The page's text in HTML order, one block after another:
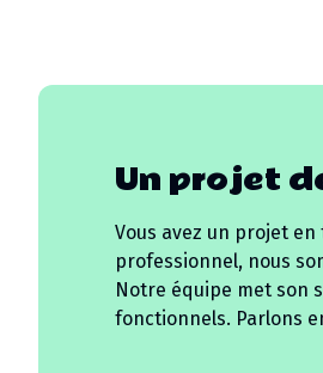
Un projet
Vous avez un projet
professionnel, nous
Notre équipe met son
fonctionnels. Parlons